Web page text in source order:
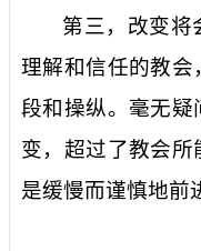
第三，改变将
理解和信任的教会
段和操纵。毫无疑
变，超过了教会
是缓慢而谨慎地前